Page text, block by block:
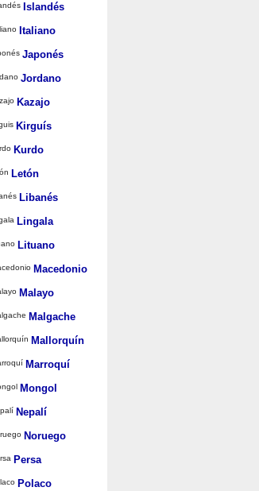
Islandés
Italiano
Japonés
Jordano
Kazajo
Kirguís
Kurdo
Letón
Libanés
Lingala
Lituano
Macedonio
Malayo
Malgache
Mallorquín
Marroquí
Mongol
Nepalí
Noruego
Persa
Polaco